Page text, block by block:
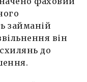
займаній
він
до